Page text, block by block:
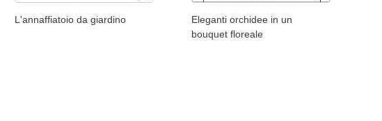
L'annaffiatoio da giardino
Eleganti orchidee in un
bouquet floreale